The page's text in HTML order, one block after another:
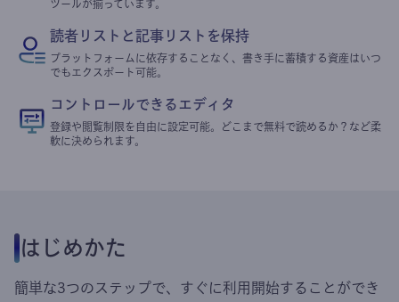
ツールが揃っています。
読者リストと記事リストを保持
プラットフォームに依存することなく、書き手に蓄積する資産はいつ
でもエクスポート可能。
コントロールできるエディタ
登録や閲覧制限を自由に設定可能。どこまで無料で読めるか？など柔
軟に決められます。
はじめかた
簡単な3つのステップで、すぐに利用開始することができ